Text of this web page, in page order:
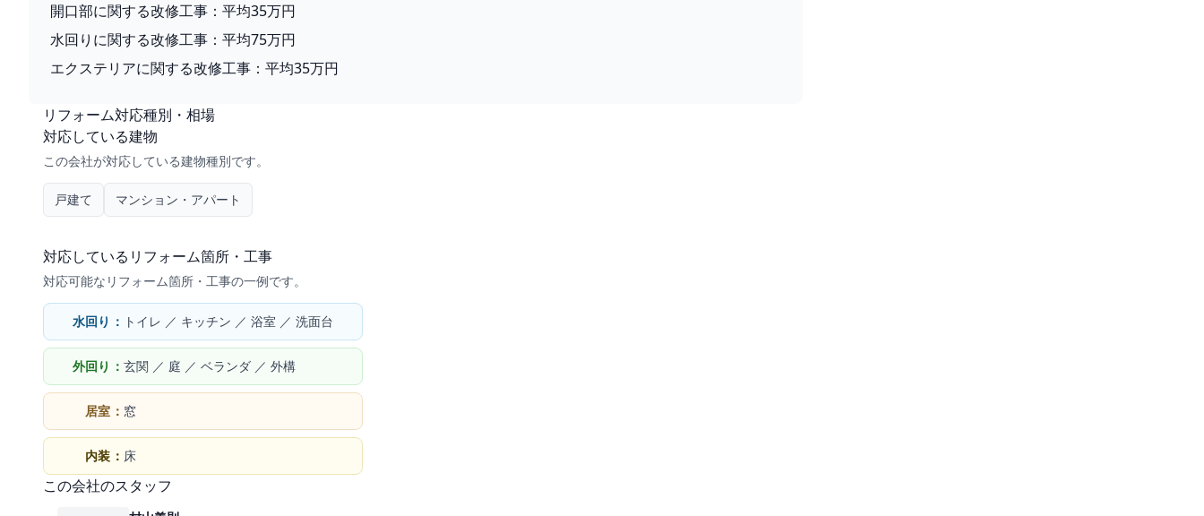
開口部に関する改修工事：平均35万円
水回りに関する改修工事：平均75万円
エクステリアに関する改修工事：平均35万円
リフォーム対応種別・相場
対応している建物
この会社が対応している建物種別です。
戸建て マンション・アパート
対応しているリフォーム箇所・工事
対応可能なリフォーム箇所・工事の一例です。
水回り： トイレ ／ キッチン ／ 浴室 ／ 洗面台
外回り： 玄関 ／ 庭 ／ ベランダ ／ 外構
居室： 窓
内装： 床
この会社のスタッフ